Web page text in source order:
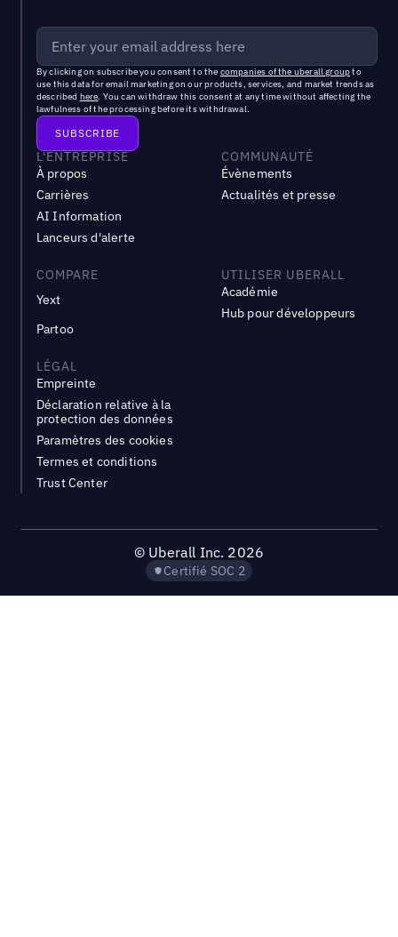
By clicking on subscribe you consent to the companies of the uberall groupto
use this data for email marketing on our products, services, and market trends as
described here. You can withdraw this consent at any time without affecting the
lawfulness of the processing before its withdrawal.
L'ENTREPRISE
À propos
Carrières
AI Information
Lanceurs d'alerte
COMMUNAUTÉ
Évènements
Actualités et presse
COMPARE
Yext
Partoo
UTILISER UBERALL
Académie
Hub pour développeurs
LÉGAL
Empreinte
Déclaration relative à la
protection des données
Paramètres des cookies
Termes et conditions
Trust Center
© Uberall Inc. 2026
Certifié SOC 2